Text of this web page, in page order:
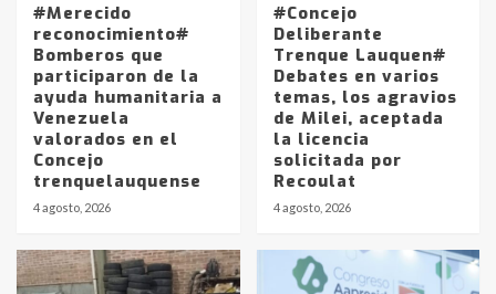
#Merecido
reconocimiento#
Bomberos que
participaron de la
ayuda humanitaria a
Venezuela
valorados en el
Concejo
trenquelauquense
4 agosto, 2026
#Concejo
Deliberante
Trenque Lauquen#
Debates en varios
temas, los agravios
de Milei, aceptada
la licencia
solicitada por
Recoulat
4 agosto, 2026
3
Identidad de los adolescentes
protagonistas del fatal accidente
en la mañana del lunes